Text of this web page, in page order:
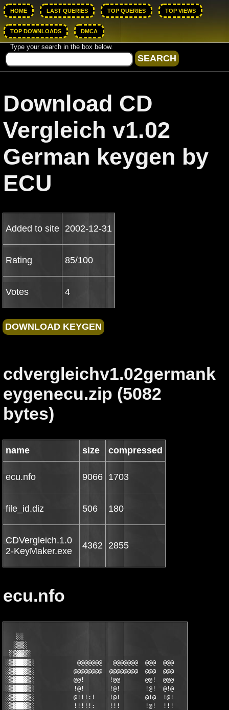
HOME LAST QUERIES TOP QUERIES TOP VIEWS
TOP DOWNLOADS DMCA
Type your search in the box below.
Download CD
Vergleich v1.02
German keygen by
ECU
Added to site 2002-12-31
Rating 85/100
Votes 4
cdvergleichv1.02germank
eygenecu.zip (5082
bytes)
name size compressed
ecu.nfo 9066 1703
file_id.diz 506 180
CDVergleich.1.0
2-KeyMaker.exe
4362 2855
ecu.nfo
   ░░
  ░▒▒░
░▒▓▓▒░
░▒▓██▓▒░            @@@@@@@   @@@@@@@  @@@  @@@          ░
░▒▓██▓▒░           @@@@@@@@  @@@@@@@@  @@@  @@@         ░▒
░▒▓██▓▒░           @@!       !@@       @@!  @@@         ░▒
░▒▓██▓▒░           !@!       !@!       !@!  @!@         ░▒
░▒▓██▓▒░           @!!!:!    !@!       @!@  !@!         ░▒
░▒▓██▓▒░           !!!!!:    !!!       !@!  !!!         ░▒